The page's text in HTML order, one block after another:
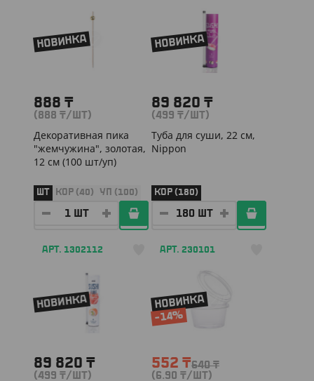
НОВИНКА
888 ₸
(888 ₸/ШТ)
Декоративная пика
"жемчужина", золотая,
12 см (100 шт/уп)
ШТ КОР (40) УП (100)
НОВИНКА
89 820 ₸
(499 ₸/ШТ)
Туба для суши, 22 см,
Nippon
КОР (180)
АРТ. 1302112
НОВИНКА
89 820 ₸
(499 ₸/ШТ)
АРТ. 230101
НОВИНКА
-14%
552 ₸640₸
(6.90 ₸/ШТ)